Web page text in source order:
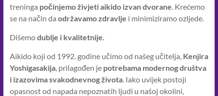
treninga počinjemo živjeti aikido izvan dvorane . Krećemo
se na način da održavamo zdravlje i minimiziramo ozljede.
Dišemodublje i kvalitetnije.
Aikido koji od 1992. godine učimo od našeg učitelja, Kenjira
Yoshigasakija, prilagođen je potrebama modernog društva
i izazovima svakodnevnog života. Iako uvijek postoji
opasnost od napada nepoznatih ljudi u našoj okolini,